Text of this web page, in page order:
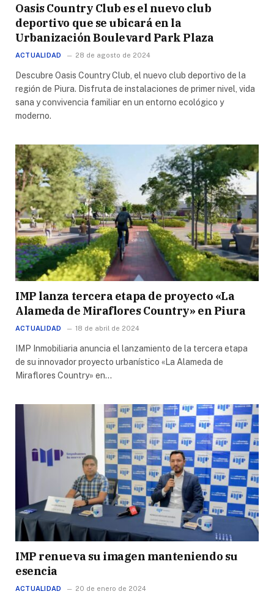
Oasis Country Club es el nuevo club
deportivo que se ubicará en la
Urbanización Boulevard Park Plaza
ACTUALIDAD 28 de agosto de 2024
Descubre Oasis Country Club, el nuevo club deportivo de la
región de Piura. Disfruta de instalaciones de primer nivel, vida
sana y convivencia familiar en un entorno ecológico y
moderno.
IMP lanza tercera etapa de proyecto «La
Alameda de Miraflores Country» en Piura
ACTUALIDAD 18 de abril de 2024
IMP Inmobiliaria anuncia el lanzamiento de la tercera etapa
de su innovador proyecto urbanístico «La Alameda de
Miraflores Country» en…
IMP renueva su imagen manteniendo su
esencia
ACTUALIDAD 20 de enero de 2024